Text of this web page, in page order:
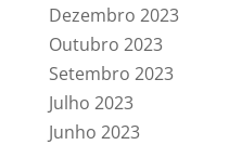
Dezembro 2023
Outubro 2023
Setembro 2023
Julho 2023
Junho 2023